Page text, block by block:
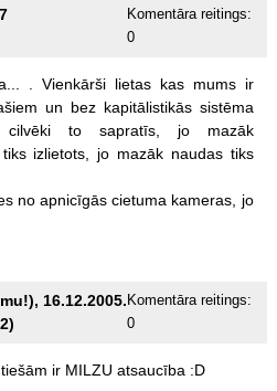
Komentāra reitings:
0
Vienkārši lietas kas mums ir
un bez kapitālistikās sistēma
cilvēki to sapratīs, jo
mazāk
tiks izlietots, jo mazāk naudas tiks
no apnicīgās cietuma kameras,
jo
16.12.2005. Komentāra reitings:
0
tiešām ir MILZU atsaucība :D